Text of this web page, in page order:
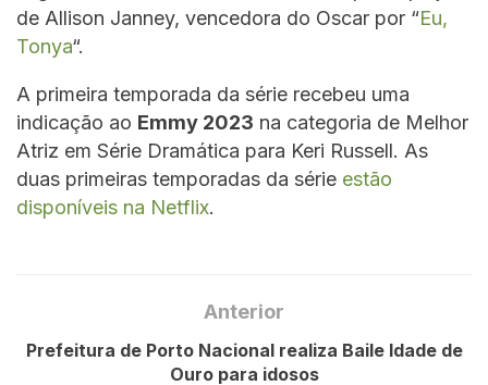
de Allison Janney, vencedora do Oscar por “Eu,
Tonya“.
A primeira temporada da série recebeu uma
indicação ao Emmy 2023 na categoria de Melhor
Atriz em Série Dramática para Keri Russell. As
duas primeiras temporadas da série estão
disponíveis na Netflix.
Anterior
Prefeitura de Porto Nacional realiza Baile Idade de
Ouro para idosos